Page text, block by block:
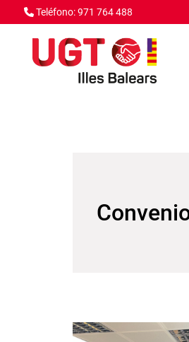
Pasar al contenido principal
Teléfono: 971 764 488